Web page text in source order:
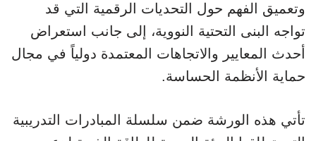
وتعميق الفهم حول التحديات الرقمية التي قد
تواجه البنى التحتية النووية، إلى جانب استعراض
أحدث المعايير والاتجاهات المعتمدة دولياً في مجال
حماية الأنظمة الحساسة.
تأتي هذه الورشة ضمن سلسلة المبادرات التدريبية